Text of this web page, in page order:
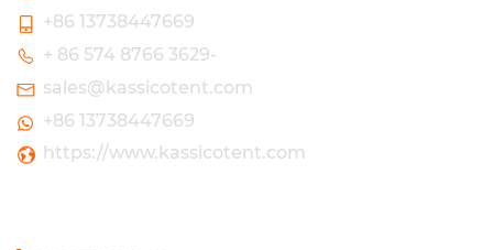
+86 13738447669
+ 86 574 8766 3629-
sales@kassicotent.com
+86 13738447669
https://www.kassicotent.com